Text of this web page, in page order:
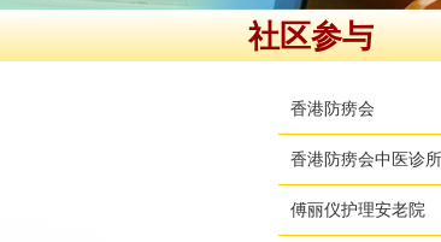
社区参与
香港防痨会
香港防痨会中医诊所
傅丽仪护理安老院